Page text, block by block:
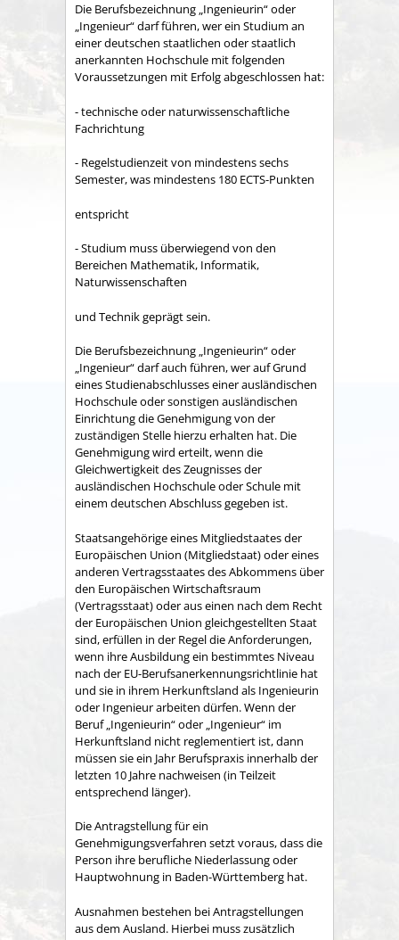
Die Berufsbezeichnung „Ingenieurin“ oder
„Ingenieur“ darf führen, wer ein Studium an
einer deutschen staatlichen oder staatlich
anerkannten Hochschule mit folgenden
Voraussetzungen mit Erfolg abgeschlossen hat:
- technische oder naturwissenschaftliche
Fachrichtung
- Regelstudienzeit von mindestens sechs
Semester, was mindestens 180 ECTS-Punkten
entspricht
- Studium muss überwiegend von den
Bereichen Mathematik, Informatik,
Naturwissenschaften
und Technik geprägt sein.
Die Berufsbezeichnung „Ingenieurin“ oder
„Ingenieur“ darf auch führen, wer auf Grund
eines Studienabschlusses einer ausländischen
Hochschule oder sonstigen ausländischen
Einrichtung die Genehmigung von der
zuständigen Stelle hierzu erhalten hat. Die
Genehmigung wird erteilt, wenn die
Gleichwertigkeit des Zeugnisses der
ausländischen Hochschule oder Schule mit
einem deutschen Abschluss gegeben ist.
Staatsangehörige eines Mitgliedstaates der
Europäischen Union (Mitgliedstaat) oder eines
anderen Vertragsstaates des Abkommens über
den Europäischen Wirtschaftsraum
(Vertragsstaat) oder aus einen nach dem Recht
der Europäischen Union gleichgestellten Staat
sind, erfüllen in der Regel die Anforderungen,
wenn ihre Ausbildung ein bestimmtes Niveau
nach der EU-Berufsanerkennungsrichtlinie hat
und sie in ihrem Herkunftsland als Ingenieurin
oder Ingenieur arbeiten dürfen. Wenn der
Beruf „Ingenieurin“ oder „Ingenieur“ im
Herkunftsland nicht reglementiert ist, dann
müssen sie ein Jahr Berufspraxis innerhalb der
letzten 10 Jahre nachweisen (in Teilzeit
entsprechend länger).
Die Antragstellung für ein
Genehmigungsverfahren setzt voraus, dass die
Person ihre berufliche Niederlassung oder
Hauptwohnung in Baden-Württemberg hat.
Ausnahmen bestehen bei Antragstellungen
aus dem Ausland. Hierbei muss zusätzlich